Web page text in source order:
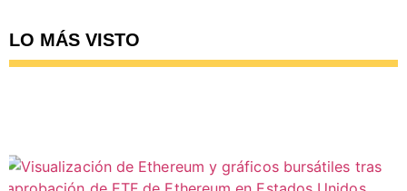
LO MÁS VISTO